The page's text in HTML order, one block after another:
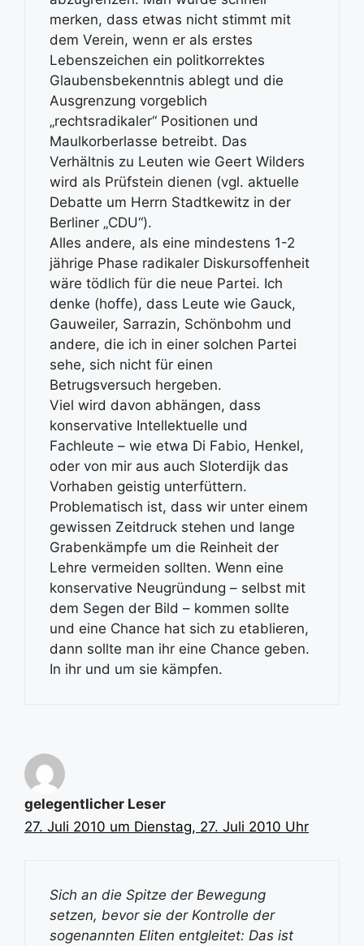
merken, dass etwas nicht stimmt mit
dem Verein, wenn er als erstes
Lebenszeichen ein politkorrektes
Glaubensbekenntnis ablegt und die
Ausgrenzung vorgeblich
„rechtsradikaler“ Positionen und
Maulkorberlasse betreibt. Das
Verhältnis zu Leuten wie Geert Wilders
wird als Prüfstein dienen (vgl. aktuelle
Debatte um Herrn Stadtkewitz in der
Berliner „CDU“).
Alles andere, als eine mindestens 1-2
jährige Phase radikaler Diskursoffenheit
wäre tödlich für die neue Partei. Ich
denke (hoffe), dass Leute wie Gauck,
Gauweiler, Sarrazin, Schönbohm und
andere, die ich in einer solchen Partei
sehe, sich nicht für einen
Betrugsversuch hergeben.
Viel wird davon abhängen, dass
konservative Intellektuelle und
Fachleute – wie etwa Di Fabio, Henkel,
oder von mir aus auch Sloterdijk das
Vorhaben geistig unterfüttern.
Problematisch ist, dass wir unter einem
gewissen Zeitdruck stehen und lange
Grabenkämpfe um die Reinheit der
Lehre vermeiden sollten. Wenn eine
konservative Neugründung – selbst mit
dem Segen der Bild – kommen sollte
und eine Chance hat sich zu etablieren,
dann sollte man ihr eine Chance geben.
In ihr und um sie kämpfen.
gelegentlicher Leser
27. Juli 2010 um Dienstag, 27. Juli 2010 Uhr
Sich an die Spitze der Bewegung
setzen, bevor sie der Kontrolle der
sogenannten Eliten entgleitet: Das ist